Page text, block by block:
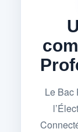
Le Bac